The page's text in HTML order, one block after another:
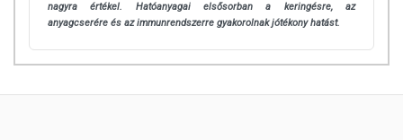
Összetevők: 100% bio fahéj (cinnamomum zeylanicum / verum)
Bio; Vegán; Természetes anyagokból; Mesterséges ízesítőmentes;
Mesterséges színezékmentes; Tartósítószermentes; BSE/TSE mentes;
nagyra értékel. Hatóanyagai elsősorban a keringésre, az
anyagcserére és az immunrendszerre gyakorolnak jótékony hatást.